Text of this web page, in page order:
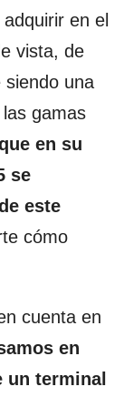
en el
vista, de
siendo una
gamas
en su
se
este
cómo
cuenta en
en
un terminal